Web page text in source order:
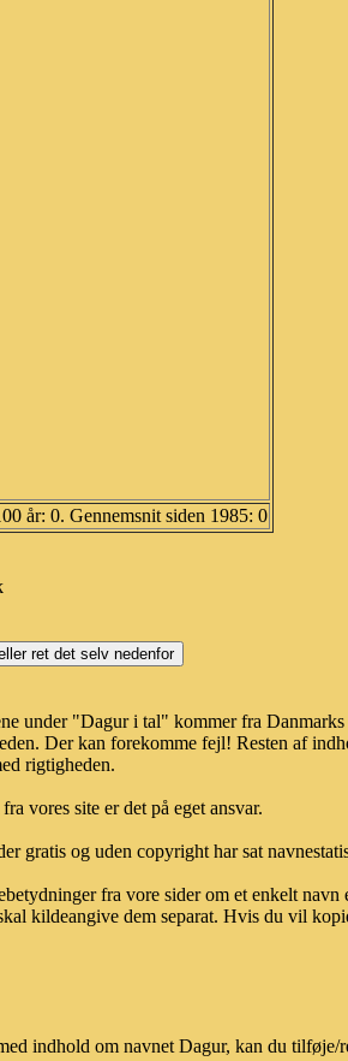
år: 0. Gennemsnit siden 1985: 0
under "Dagur i tal" kommer fra
Der kan forekomme fejl! Resten af
rigtigheden.
vores site er det på eget ansvar.
gratis og uden copyright har sat
fra vore sider om et enkelt
kildeangive dem separat. Hvis du vil
indhold om navnet Dagur, kan du tilføje/